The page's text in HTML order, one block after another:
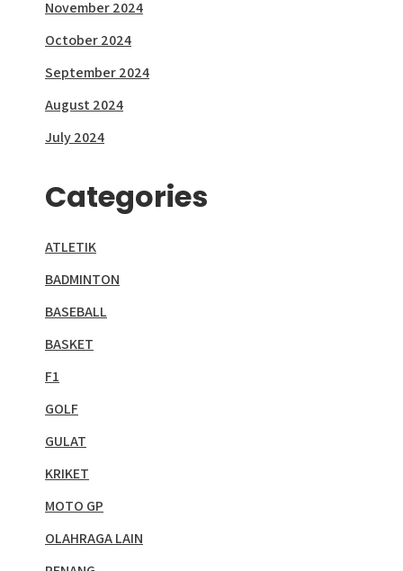
November 2024
October 2024
September 2024
August 2024
July 2024
Categories
ATLETIK
BADMINTON
BASEBALL
BASKET
F1
GOLF
GULAT
KRIKET
MOTO GP
OLAHRAGA LAIN